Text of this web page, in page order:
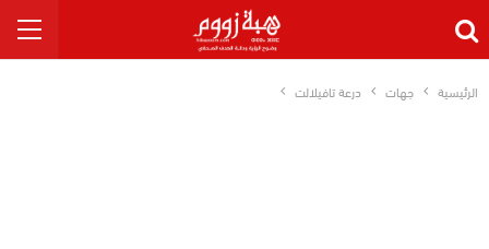
الرئيسية جهات درعة تافيلالت